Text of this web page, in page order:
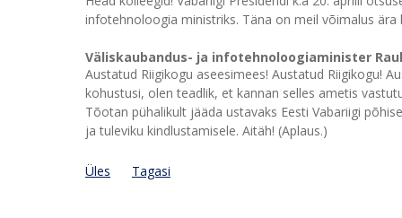
infotehnoloogia ministriks. Täna on meil võimalus ära
Väliskaubandus- ja infotehnoloogiaminister
Austatud Riigikogu aseesimees! Austatud Riigikogu!
kohustusi, olen teadlik, et kannan selles ametis
Tõotan pühalikult jääda ustavaks Eesti Vabariigi
ja tuleviku kindlustamisele. Aitäh! (Aplaus.)
Üles Tagasi